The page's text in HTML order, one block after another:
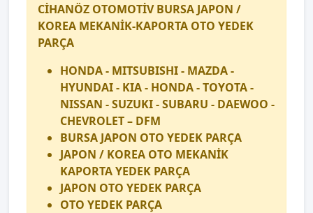
CİHANÖZ OTOMOTİV BURSA JAPON /
KOREA MEKANİK-KAPORTA OTO YEDEK
PARÇA
HONDA - MITSUBISHI - MAZDA -
HYUNDAI - KIA - HONDA - TOYOTA -
NISSAN - SUZUKI - SUBARU - DAEWOO -
CHEVROLET – DFM
BURSA JAPON OTO YEDEK PARÇA
JAPON / KOREA OTO MEKANİK
KAPORTA YEDEK PARÇA
JAPON OTO YEDEK PARÇA
OTO YEDEK PARÇA